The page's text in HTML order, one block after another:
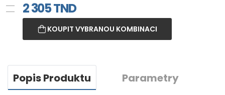
2 305TND
KOUPIT VYBRANOU KOMBINACI
Popis Produktu
Parametry